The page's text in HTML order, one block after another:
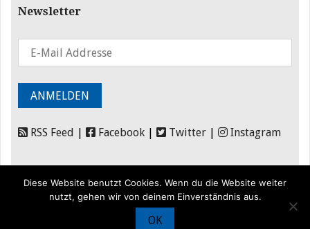
Newsletter
RSS Feed | Facebook | Twitter | Instagram
Förderung|
Diese Website benutzt Cookies. Wenn du die Website weiter
nutzt, gehen wir von deinem Einverständnis aus.
OK